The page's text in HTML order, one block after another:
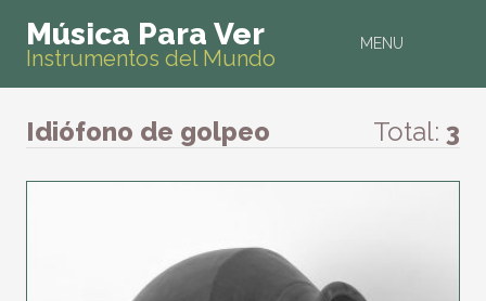
MENU
Música Para Ver
Instrumentos del Mundo
Idiófono de golpeo Total: 3